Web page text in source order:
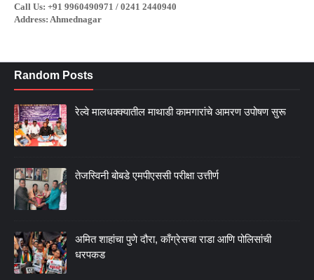
Call Us: +91 9960490971 / 0241 2440940
Address: Ahmednagar
Random Posts
रेल्वे मालधक्क्यातील माथाडी कामगारांचे आमरण उपोषण सुरू
तेजस्विनी बोबडे एमपीएससी परीक्षा उत्तीर्ण
अमित शाहांचा पुणे दौरा, काँग्रेसचा राडा आणि पोलिसांची
धरपकड